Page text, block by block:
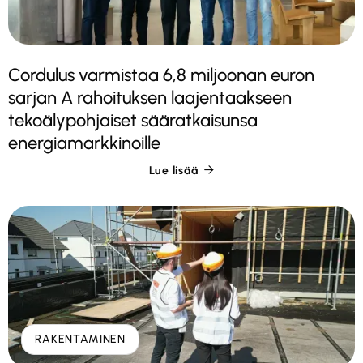
Cordulus varmistaa 6,8 miljoonan euron
sarjan A rahoituksen laajentaakseen
tekoälypohjaiset sääratkaisunsa
energiamarkkinoille
Lue lisää 
RAKENTAMINEN